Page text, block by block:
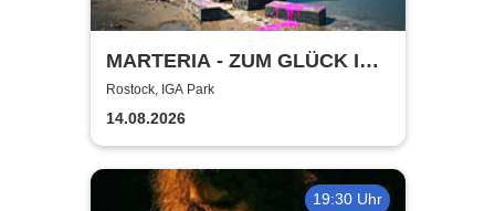
MARTERIA - ZUM GLÜCK IN
DIE ZUKUNFT TOUR 2026
Rostock, IGA Park
14.08.2026
19:30 Uhr